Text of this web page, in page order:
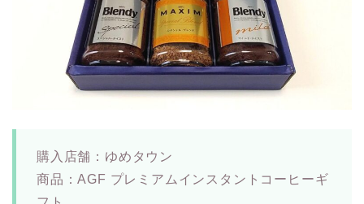
購入店舗：ゆめタウン
商品：AGF プレミアムインスタントコーヒーギ